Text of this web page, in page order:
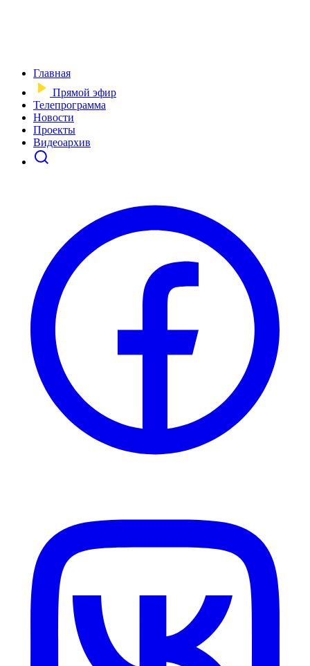
Главная
Прямой эфир
Телепрограмма
Новости
Проекты
Видеоархив